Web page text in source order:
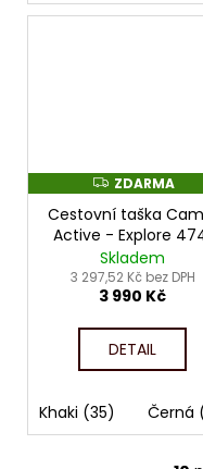
Z
D
A
M
A
ZDARMA
Cestovní taška
Active - Explore
Skladem
3 297,52 Kč bez DPH
3 990 Kč
DETAIL
Khaki (35) Černá